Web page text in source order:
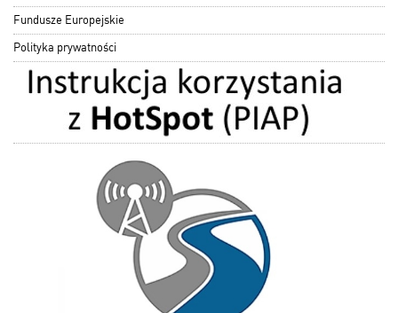
Fundusze Europejskie
Polityka prywatności